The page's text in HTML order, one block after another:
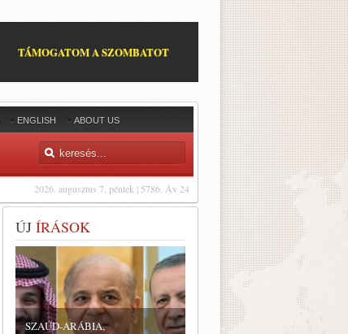
TÁMOGATOM A SZOMBATOT
ENGLISH ABOUT US
2026. augusztus 7, péntek | 5786. Áv 24
ÚJ ÍRÁSOK
SZAÚD-ARÁBIA,